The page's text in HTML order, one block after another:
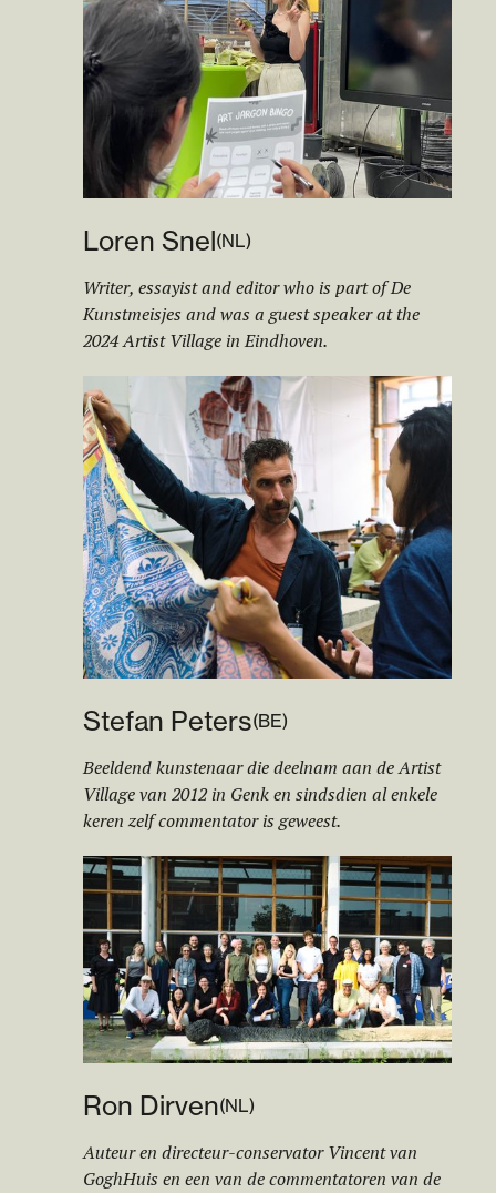
Loren Snel(NL)
Writer, essayist and editor who is part of De
Kunstmeisjes and was a guest speaker at the
2024 Artist Village in Eindhoven.
Stefan Peters(BE)
Beeldend kunstenaar die deelnam aan de Artist
Village van 2012 in Genk en sindsdien al enkele
keren zelf commentator is geweest.
Ron Dirven(NL)
Auteur en directeur-conservator Vincent van
GoghHuis en een van de commentatoren van de